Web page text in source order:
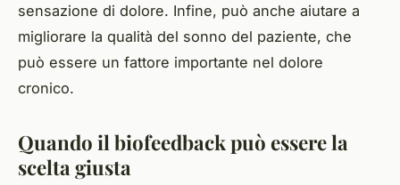
sensazione di dolore. Infine, può anche aiutare a
migliorare la qualità del sonno del paziente, che
può essere un fattore importante nel dolore
cronico.
Quando il biofeedback può essere la
scelta giusta